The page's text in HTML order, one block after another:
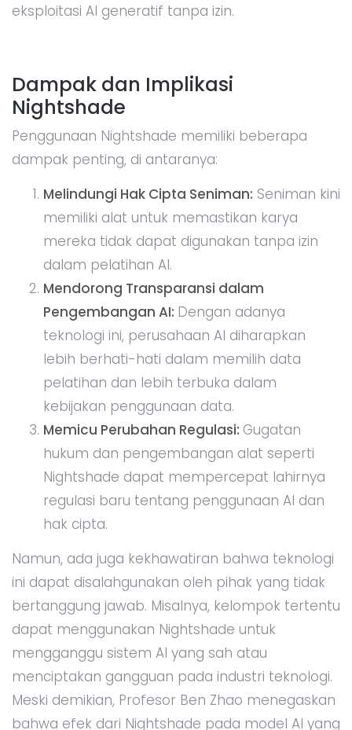
eksploitasi AI generatif tanpa izin.
Dampak dan Implikasi
Nightshade
Penggunaan Nightshade memiliki beberapa
dampak penting, di antaranya:
Melindungi Hak Cipta Seniman: Seniman kini
memiliki alat untuk memastikan karya
mereka tidak dapat digunakan tanpa izin
dalam pelatihan AI.
Mendorong Transparansi dalam
Pengembangan AI: Dengan adanya
teknologi ini, perusahaan AI diharapkan
lebih berhati-hati dalam memilih data
pelatihan dan lebih terbuka dalam
kebijakan penggunaan data.
Memicu Perubahan Regulasi: Gugatan
hukum dan pengembangan alat seperti
Nightshade dapat mempercepat lahirnya
regulasi baru tentang penggunaan AI dan
hak cipta.
Namun, ada juga kekhawatiran bahwa teknologi
ini dapat disalahgunakan oleh pihak yang tidak
bertanggung jawab. Misalnya, kelompok tertentu
dapat menggunakan Nightshade untuk
mengganggu sistem AI yang sah atau
menciptakan gangguan pada industri teknologi.
Meski demikian, Profesor Ben Zhao menegaskan
bahwa efek dari Nightshade pada model AI yang